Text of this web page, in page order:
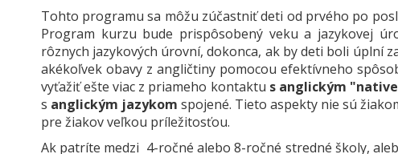
Tohto programu sa môžu zúčastniť deti od prvého po
Program kurzu bude prispôsobený veku a jazykovej
rôznych jazykových úrovní, dokonca, ak by deti boli úplní
akékoľvek obavy z angličtiny pomocou efektívneho
vyťažiť ešte viac z priameho kontaktu s anglickým
s anglickým jazykom spojené. Tieto aspekty nie sú
pre žiakov veľkou príležitosťou.
Ak patríte medzi 4-ročné alebo 8-ročné stredné školy,